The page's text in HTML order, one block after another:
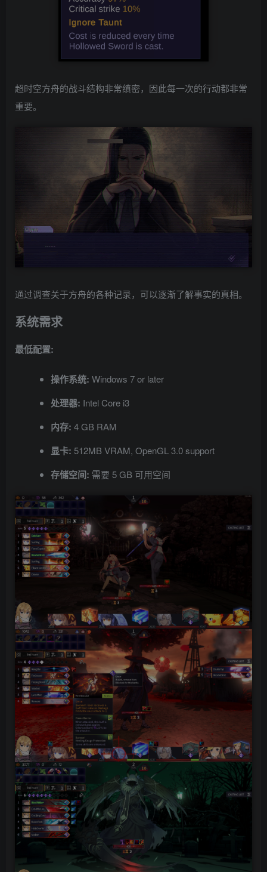
超时空方舟的战斗结构非常缜密，因此每一次的行动都非常
重要。
通过调查关于方舟的各种记录，可以逐渐了解事实的真相。
系统需求
最低配置:
操作系统: Windows 7 or later
处理器: Intel Core i3
内存: 4 GB RAM
显卡: 512MB VRAM, OpenGL 3.0 support
存储空间: 需要 5 GB 可用空间